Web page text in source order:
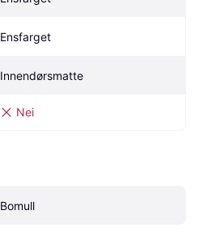
Ensfarget
Innendørsmatte
Nei
Bomull